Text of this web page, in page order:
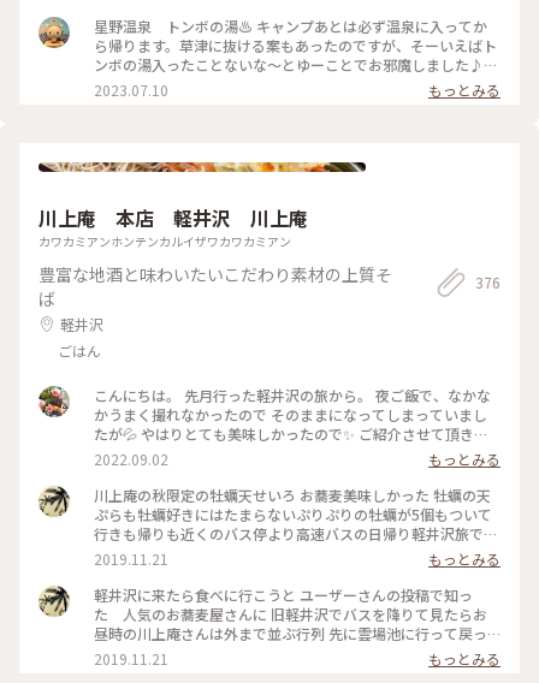
星野温泉 トンボの湯♨️ キャンプあとは必ず温泉に入ってか
ら帰ります。草津に抜ける案もあったのですが、そーいえばト
ンボの湯入ったことないな〜とゆーことでお邪魔しました♪さ
すが星野リゾート！とにかくおしゃれです❣️男女が別々の建物
で計画されており、受付からの動線など勉強になりました。た
井沢だなと思った1日でた(^^)
2023.07.10 もっとみる
川上庵 本店 軽井沢 川上庵
カワカミアンホンテンカルイザワカワカミアン
豊富な地酒と味わいたいこだわり素材の上質そ
ば
軽井沢
ごはん
376
こんにちは。 先月行った軽井沢の旅から。 夜ご飯で、なかな
かうまく撮れなかったので そのままになってしまっていまし
たが💦 やはりとても美味しかったので✨ ご紹介させて頂きま
すm(__)m♪ 『川上庵 せきれい橋店』さん。 ハルニレテラス
にあります。 川の音が聞こえるテラス席でのんびり 夜ご飯を
頂きました。 テーブルにはキャンドルが灯され 雰囲気があり
ました。 どちらのお料理もとても美味しかったのですが、 や
はりお蕎麦、天ぷらもサクッとして とても美味しく頂きまし
た♡ 店員さんにも良くして頂きましたm(__)m✨ またうかがい
たいです✨ ごちそうさまでした。 ★2枚目はお豆腐、お塩や薬
味で頂きます。 ★3枚目は豚の角煮。とろとろでした。 #川上
庵せきれい橋店 #川上庵 #ハルニレテラス #軽井沢 #軽井沢の
旅 #旅の思い出 #夏の思い出 #長野県 #旧軽井沢
2022.09.02
もっとみる
川上庵の秋限定の牡蠣天せいろ お蕎麦美味しかった 牡蠣の天
ぷらも牡蠣好きにはたまらないぷりぷりの牡蠣が5個もついて
行きも帰りも近くのバス停より高速バスの日帰り軽井沢旅でし
た
2019.11.21
もっとみる
軽井沢に来たら食べに行こうと ユーザーさんの投稿で知っ
た 人気のお蕎麦屋さんに 旧軽井沢でバスを降りて見たらお
昼時の川上庵さんは外まで並ぶ行列 先に雲場池に行って戻っ
たらすぐに入れました でも食べてるとまた行列〜 軽井沢の人
気のお蕎麦屋さん 入口の紅葉も綺麗でした #秋の色彩
2019.11.21 もっとみる